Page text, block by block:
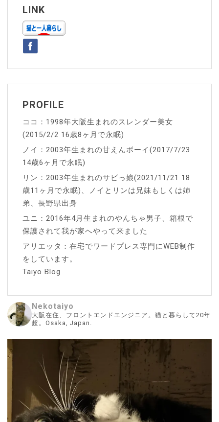
ゲ
ー
シ
ョ
ン
LINK
PROFILE
ココ：1998年大阪生まれのスレンダー美女
(2015/2/2 16歳8ヶ月で永眠)
ノイ：2003年生まれの甘えんボーイ(2017/7/23
14歳6ヶ月で永眠)
リン：2003年生まれのサビっ娘(2021/11/21 18
歳11ヶ月で永眠)、ノイとリンは兄妹もしくは姉
弟、長野県出身
ユニ：2016年4月生まれのやんちゃ男子、箱根で
保護されて我が家へやって来ました
アリエッタ：在宅でワードプレス専門にWEB制作
をしています。
Taiyo Blog
Nekotaiyo
大阪在住、フロントエンドエンジニア。猫と暮らして20年
超。Osaka, Japan.